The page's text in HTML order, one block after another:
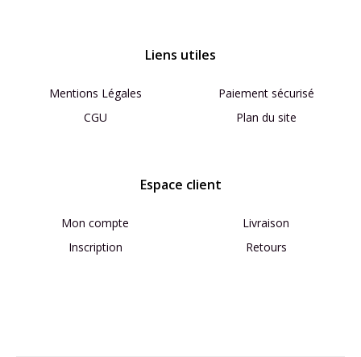
Liens utiles
Mentions Légales
CGU
Paiement sécurisé
Plan du site
Espace client
Mon compte
Inscription
Livraison
Retours